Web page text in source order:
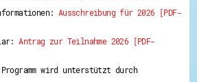
Ehrentag
Hessen engagiert - Digitale Themenabende
Kompetenznachweis Hessen
Service-Learning
Ausschreibung für 2026 [PDF-
Antrag zur Teilnahme 2026 [PDF-
Programm wird unterstützt durch